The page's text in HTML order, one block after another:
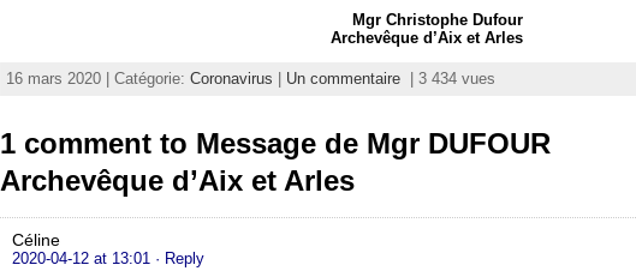
Mgr Christophe Dufour
Archevêque d’Aix et Arles
16 mars 2020 | Catégorie: Coronavirus Un commentaire | 3 434 vues
1 comment to Message de Mgr DUFOUR
Archevêque d’Aix et Arles
Céline
2020-04-12 at 13:01 · Reply